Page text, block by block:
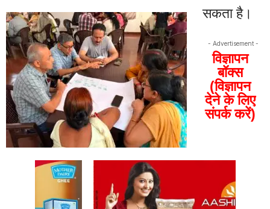
सकता है।
- Advertisement -
विज्ञापन
बॉक्स
(विज्ञापन
देने के लिए
संपर्क करें)